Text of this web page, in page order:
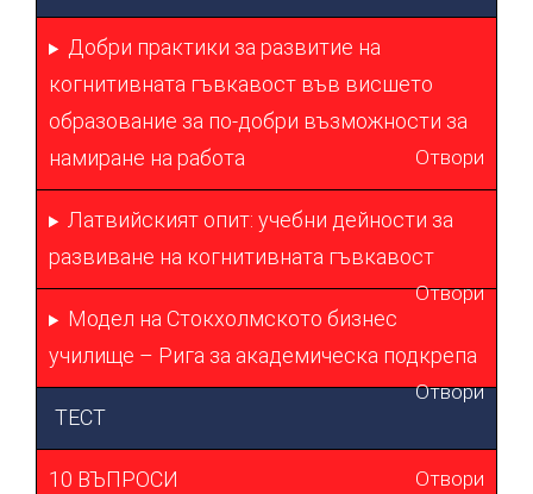
Добри практики за развитие на
когнитивната гъвкавост във висшето
образование за по-добри възможности за
намиране на работа
Отвори
Латвийският опит: учебни дейности за
развиване на когнитивната гъвкавост
Отвори
Модел на Стокхолмското бизнес
училище – Рига за академическа подкрепа
Отвори
ТЕСТ
10 ВЪПРОСИ Отвори